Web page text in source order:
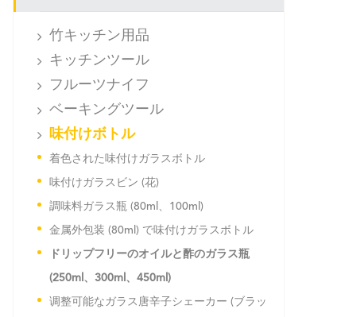
竹キッチン用品
キッチンツール
フルーツナイフ
ベーキングツール
味付けボトル
着色された味付けガラスボトル
味付けガラスビン (花)
調味料ガラス瓶 (80ml、100ml)
金属外包装 (80ml) で味付けガラスボトル
ドリップフリーのオイルと酢のガラス瓶
(250ml、300ml、450ml)
调整可能なガラス唐辛子シェーカー (ブラッ